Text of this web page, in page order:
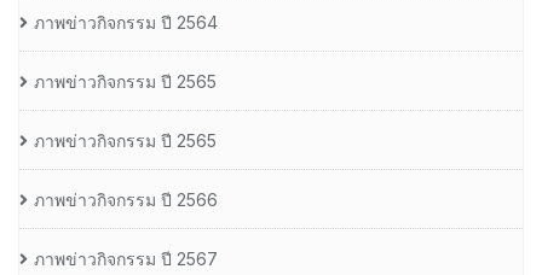
ภาพข่าวกิจกรรม ปี 2564
ภาพข่าวกิจกรรม ปี 2565
ภาพข่าวกิจกรรม ปี 2565
ภาพข่าวกิจกรรม ปี 2566
ภาพข่าวกิจกรรม ปี 2567